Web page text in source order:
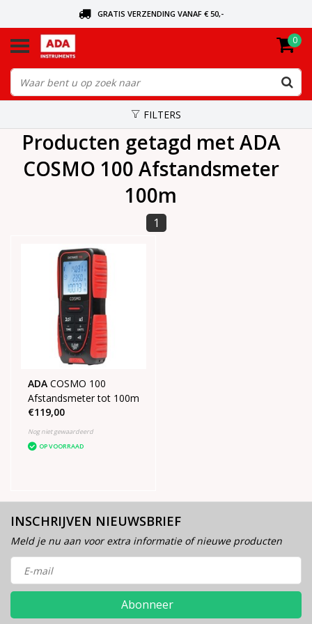
GRATIS VERZENDING VANAF € 50,-
VANDAAG BESTELD, VANDAAG VERZONDEN
0
FILTERS
Producten getagd met ADA
COSMO 100 Afstandsmeter
100m
1
ADA COSMO 100
Afstandsmeter tot 100m
€119,00
Nog niet gewaardeerd
OP VOORRAAD
INSCHRIJVEN NIEUWSBRIEF
Meld je nu aan voor extra informatie of nieuwe producten
Abonneer